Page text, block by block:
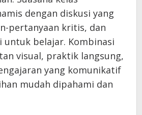
dengan diskusi yang
pertanyaan kritis, dan
untuk belajar. Kombinasi
visual, praktik langsung,
yang komunikatif
mudah dipahami dan